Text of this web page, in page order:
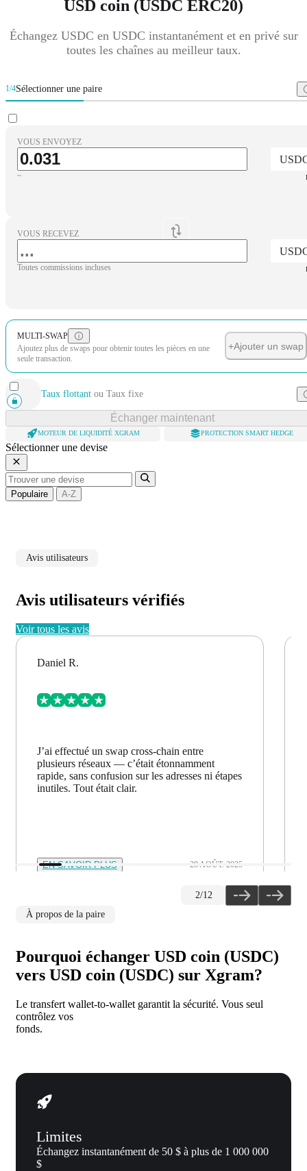
USD coin (USDC ERC20)
Échangez USDC en USDC instantanément et en privé sur
toutes les chaînes au meilleur taux.
1/4Sélectionner une paire
VOUS ENVOYEZ
~
VOUS RECEVEZ
Toutes commissions incluses
MULTI-SWAP
Ajoutez plus de swaps pour obtenir toutes les pièces en une
seule transaction.
+Ajouter un swap
Taux flottant ou Taux fixe
Échanger maintenant
MOTEUR DE LIQUIDITÉ XGRAM PROTECTION SMART HEDGE
Sélectionner une devise
Populaire A-Z
Avis utilisateurs
Avis utilisateurs vérifiés
Voir tous les avis
Daniel R.
J’ai effectué un swap cross-chain entre
plusieurs réseaux — c’était étonnamment
rapide, sans confusion sur les adresses ni étapes
inutiles. Tout était clair.
EN SAVOIR PLUS 28 AOÛT. 2025
2/12
À propos de la paire
Pourquoi échanger USD coin (USDC)
vers USD coin (USDC) sur Xgram?
Le transfert wallet-to-wallet garantit la sécurité. Vous seul
contrôlez vos
fonds.
Limites
Échangez instantanément de 50 $ à plus de 1 000 000
$